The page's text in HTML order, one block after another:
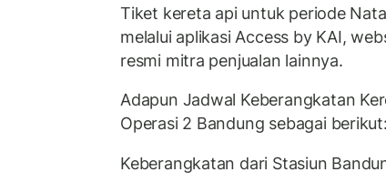
Tiket kereta api untuk periode
melalui aplikasi Access by KAI,
resmi mitra penjualan lainnya.
Adapun Jadwal Keberangkatan
Operasi 2 Bandung sebagai berikut:
Keberangkatan dari Stasiun